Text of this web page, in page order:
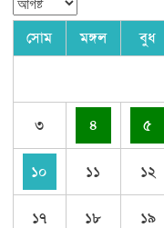
সোম মঙ্গল বুধ
৩ ৪ ৫
১০ ১১ ১২
১৭ ১৮ ১৯